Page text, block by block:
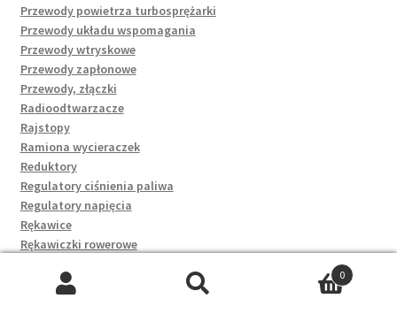
Przewody powietrza turbosprężarki
Przewody układu wspomagania
Przewody wtryskowe
Przewody zapłonowe
Przewody, złączki
Radioodtwarzacze
Rajstopy
Ramiona wycieraczek
Reduktory
Regulatory ciśnienia paliwa
Regulatory napięcia
Rękawice
Rękawiczki rowerowe
Rezystory dmuchaw
0